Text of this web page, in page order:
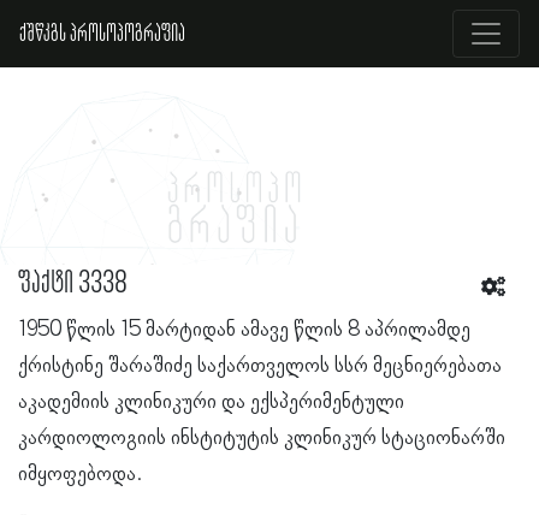
ქშწკგს პროსოპოგრაფია
ფაქტი 3338
1950 წლის 15 მარტიდან ამავე წლის 8 აპრილამდე
ქრისტინე შარაშიძე საქართველოს სსრ მეცნიერებათა
აკადემიის კლინიკური და ექსპერიმენტული
კარდიოლოგიის ინსტიტუტის კლინიკურ სტაციონარში
იმყოფებოდა.